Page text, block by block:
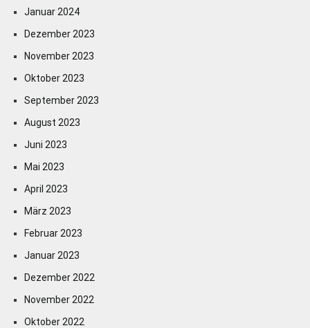
Januar 2024
Dezember 2023
November 2023
Oktober 2023
September 2023
August 2023
Juni 2023
Mai 2023
April 2023
März 2023
Februar 2023
Januar 2023
Dezember 2022
November 2022
Oktober 2022